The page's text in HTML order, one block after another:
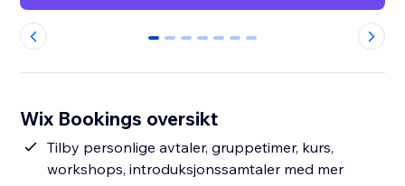
0 1 2 3 4 5 6
Wix Bookings oversikt
Tilby personlige avtaler, gruppetimer, kurs,
workshops, introduksjonssamtaler med mer